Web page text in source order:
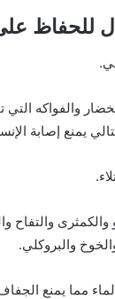
للحفاظ
والفواكه التي
يمنع إصابة
والتفاح
والبروكلي.
مما يمنع